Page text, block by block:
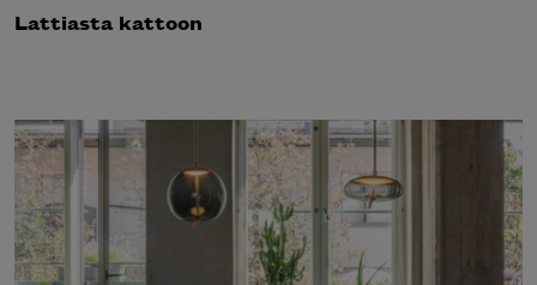
Lattiasta kattoon